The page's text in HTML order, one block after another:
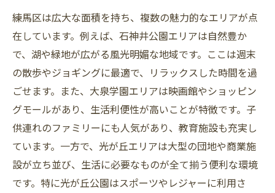
練馬区は広大な面積を持ち、複数の魅力的なエリアが点
在しています。例えば、石神井公園エリアは自然豊か
で、湖や緑地が広がる風光明媚な地域です。ここは週末
の散歩やジョギングに最適で、リラックスした時間を過
ごせます。また、大泉学園エリアは映画館やショッピン
グモールがあり、生活利便性が高いことが特徴です。子
供連れのファミリーにも人気があり、教育施設も充実し
ています。一方で、光が丘エリアは大型の団地や商業施
設が立ち並び、生活に必要なものが全て揃う便利な環境
です。特に光が丘公園はスポーツやレジャーに利用さ